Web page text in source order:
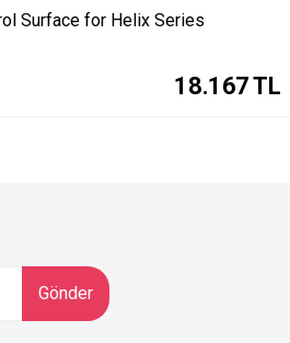
Surface for Helix Series
18.167TL
Gönder